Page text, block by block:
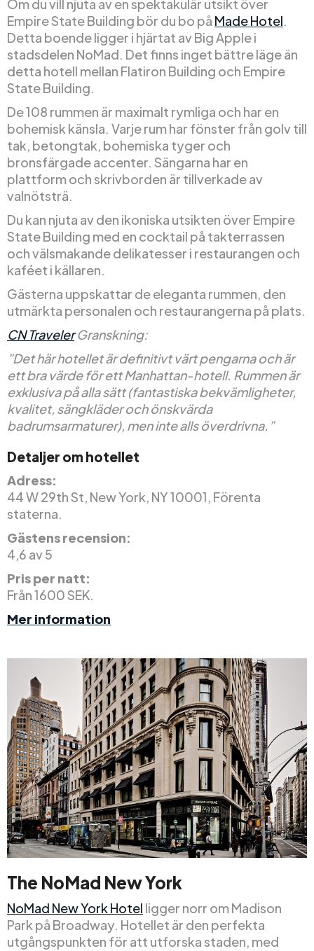
Om du vill njuta av en spektakulär utsikt över
Empire State Building bör du bo på Made Hotel.
Detta boende ligger i hjärtat av Big Apple i
stadsdelen NoMad. Det finns inget bättre läge än
detta hotell mellan Flatiron Building och Empire
State Building.
De 108 rummen är maximalt rymliga och har en
bohemisk känsla. Varje rum har fönster från golv till
tak, betongtak, bohemiska tyger och
bronsfärgade accenter. Sängarna har en
plattform och skrivborden är tillverkade av
valnötsträ.
Du kan njuta av den ikoniska utsikten över Empire
State Building med en cocktail på takterrassen
och välsmakande delikatesser i restaurangen och
kaféet i källaren.
Gästerna uppskattar de eleganta rummen, den
utmärkta personalen och restaurangerna på plats.
CN TravelerGranskning:
”Det här hotellet är definitivt värt pengarna och är
ett bra värde för ett Manhattan-hotell. Rummen är
exklusiva på alla sätt (fantastiska bekvämligheter,
kvalitet, sängkläder och önskvärda
badrumsarmaturer), men inte alls överdrivna.”
Detaljer om hotellet
Adress:
44 W 29th St, New York, NY 10001, Förenta
staterna.
Gästens recension:
4,6 av 5
Pris per natt:
Från 1600 SEK.
Mer information
The NoMad New York
NoMad New York Hotel ligger norr om Madison
Park på Broadway. Hotellet är den perfekta
utgångspunkten för att utforska staden, med